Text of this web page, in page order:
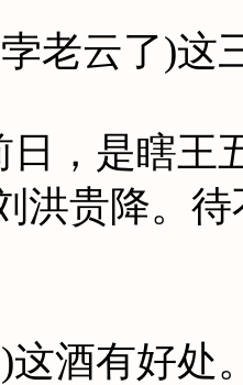
了)这三
，是瞎王
洪贵降。
有好处